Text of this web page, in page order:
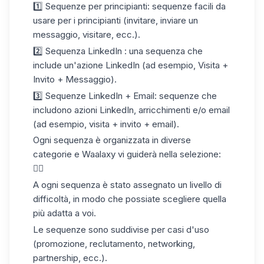
1️⃣ Sequenze per principianti: sequenze facili da
usare per i principianti (invitare, inviare un
messaggio, visitare, ecc.).
2️⃣ Sequenza LinkedIn : una sequenza che
include un'azione LinkedIn (ad esempio, Visita +
Invito + Messaggio).
3️⃣ Sequenze LinkedIn + Email: sequenze che
includono azioni LinkedIn, arricchimenti e/o email
(ad esempio, visita + invito + email).
Ogni sequenza è organizzata in diverse
categorie e Waalaxy vi guiderà nella selezione:
👇🏼
A ogni sequenza è stato assegnato un livello di
difficoltà, in modo che possiate scegliere quella
più adatta a voi.
Le sequenze sono suddivise per casi d'uso
(promozione, reclutamento, networking,
partnership, ecc.).